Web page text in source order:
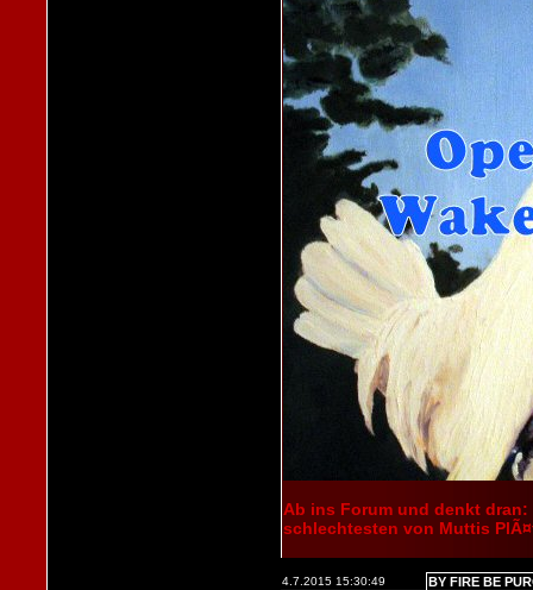
Ab ins Forum und denkt
schlechtesten von Muttis
4.7.2015 15:30:49 BY FIRE BE